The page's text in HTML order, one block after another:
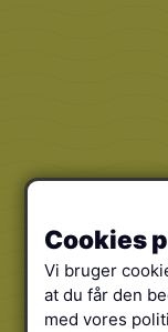
Cookies
Vi bruger
at du får den
med vores